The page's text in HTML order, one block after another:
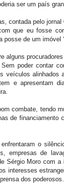
ser um país
contada pelo
que eu fosse
de um imóvel
alguns
poder contar
veículos alinhados
e apresentam
combate, tendo
de
o
empresas de
Sérgio Moro com
interesses
dos poderosos.